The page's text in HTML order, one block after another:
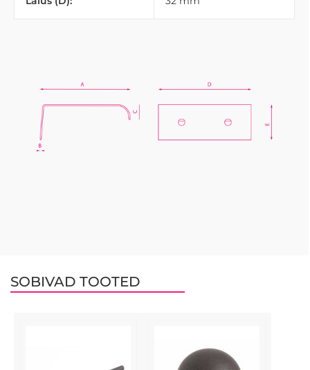
SOBIVAD TOOTED